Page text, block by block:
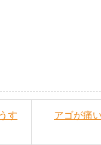
す
アゴが痛